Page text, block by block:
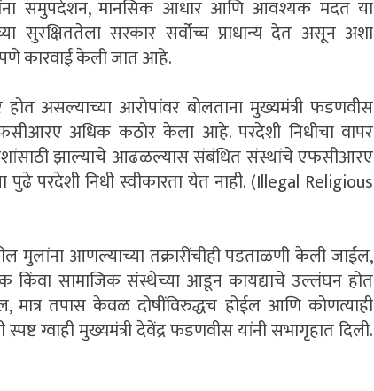
समुपदेशन, मानसिक आधार आणि आवश्यक मदत या
सुरक्षिततेला सरकार सर्वोच्च प्राधान्य देत असून अशा
कारवाई केली जात आहे.
होत असल्याच्या आरोपांवर बोलताना मुख्यमंत्री फडणवीस
अधिक कठोर केला आहे. परदेशी निधीचा वापर
झाल्याचे आढळल्यास संबंधित संस्थांचे एफसीआरए
पुढे परदेशी निधी स्वीकारता येत नाही. (Illegal Religious
मुलांना आणल्याच्या तक्रारींचीही पडताळणी केली जाईल,
किंवा सामाजिक संस्थेच्या आडून कायद्याचे उल्लंघन होत
तपास केवळ दोषींविरुद्धच होईल आणि कोणत्याही
स्पष्ट ग्वाही मुख्यमंत्री देवेंद्र फडणवीस यांनी सभागृहात दिली.